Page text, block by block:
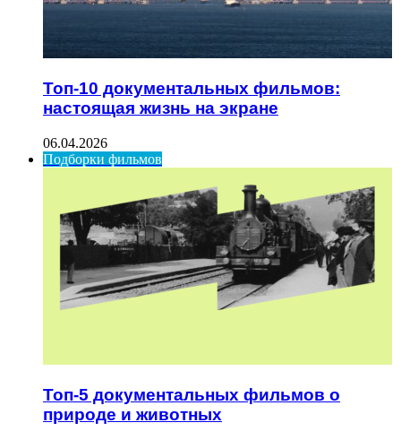
Топ-10 документальных фильмов:
настоящая жизнь на экране
06.04.2026
Подборки фильмов
Топ-5 документальных фильмов о
природе и животных